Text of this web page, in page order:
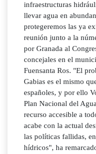
infraestructuras
llevar agua en
protegeremos las ya
reunión junto a la
por Granada al
concejales en el
Fuensanta Ros. "El
Gabias es el mismo
españoles, y por ello
Plan Nacional del
recurso accesible a
acabe con la actual
las políticas fallidas,
hídricos", ha